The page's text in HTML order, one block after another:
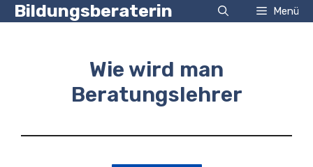
Zum
Inhalt
Bildungsberaterin Menü
Wie wird man
Beratungslehrer